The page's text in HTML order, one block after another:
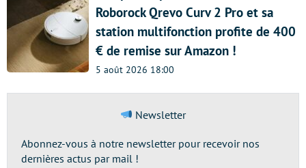
Roborock Qrevo Curv 2 Pro et sa
station multifonction profite de 400
€ de remise sur Amazon !
5 août 2026 18:00
Newsletter
Abonnez-vous à notre newsletter pour recevoir nos
dernières actus par mail !